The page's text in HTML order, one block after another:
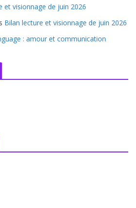
et visionnage de juin 2026
Bilan lecture et visionnage de juin 2026
: amour et communication